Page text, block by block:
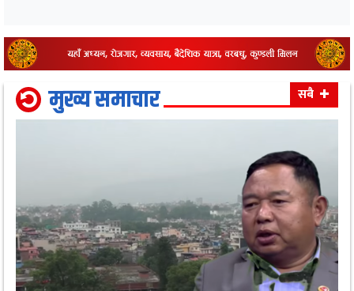
मुख्य समाचार सबै